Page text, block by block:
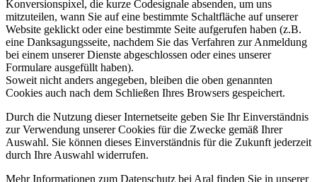
Konversionspixel, die kurze Codesignale absenden, um uns
mitzuteilen, wann Sie auf eine bestimmte Schaltfläche auf unserer
Website geklickt oder eine bestimmte Seite aufgerufen haben (z.B.
eine Danksagungsseite, nachdem Sie das Verfahren zur Anmeldung
bei einem unserer Dienste abgeschlossen oder eines unserer
Formulare ausgefüllt haben).
Soweit nicht anders angegeben, bleiben die oben genannten
Cookies auch nach dem Schließen Ihres Browsers gespeichert.
Durch die Nutzung dieser Internetseite geben Sie Ihr Einverständnis
zur Verwendung unserer Cookies für die Zwecke gemäß Ihrer
Auswahl. Sie können dieses Einverständnis für die Zukunft jederzeit
durch Ihre Auswahl widerrufen.
Mehr Informationen zum Datenschutz bei Aral finden Sie in unserer